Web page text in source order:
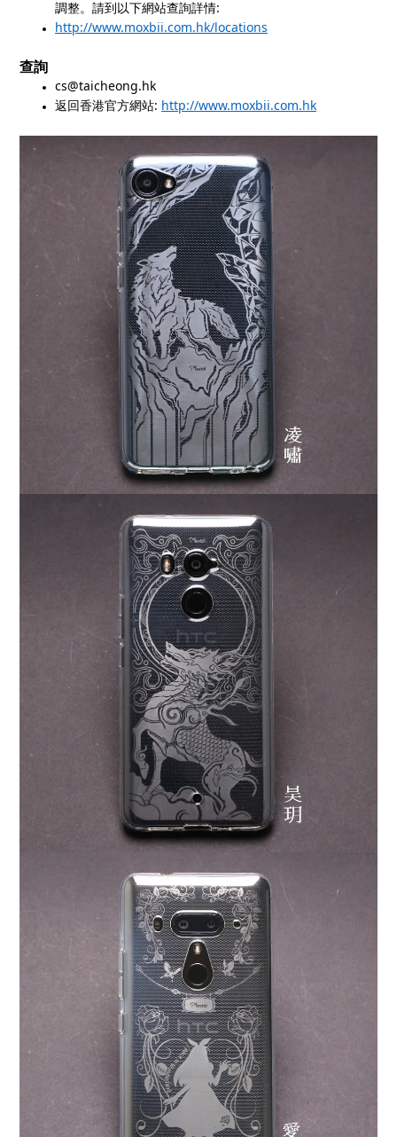
調整。請到以下網站查詢詳情:
http://www.moxbii.com.hk/locations
查詢
cs@taicheong.hk
返回香港官方網站: http://www.moxbii.com.hk